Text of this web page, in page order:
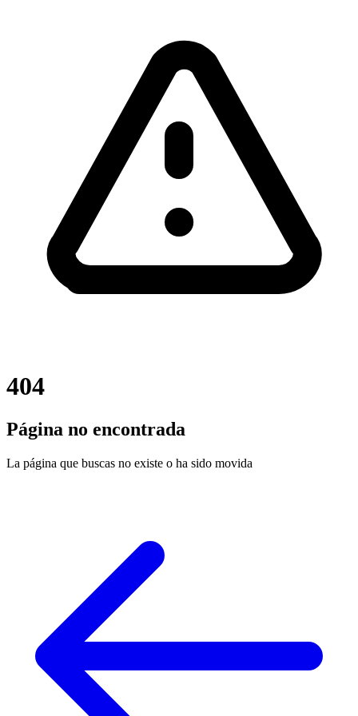
404
Página no encontrada
La página que buscas no existe o ha sido movida